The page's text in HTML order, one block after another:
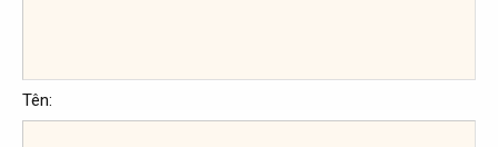
18
Tahoma
Heading 2
Heading 3
Tên